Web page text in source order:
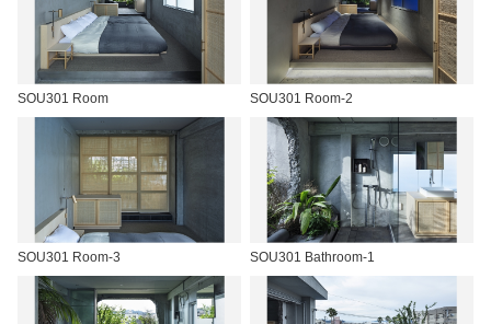
SOU301 Room SOU301 Room-2
SOU301 Room-3 SOU301 Bathroom-1